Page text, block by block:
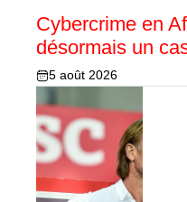
Cybercrime en
désormais un
5 août 2026